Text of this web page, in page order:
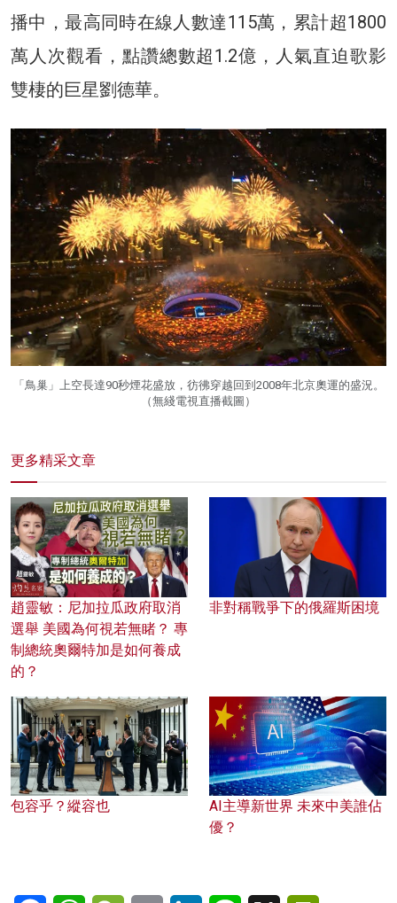
播中，最高同時在線人數達115萬，累計超1800
萬人次觀看，點讚總數超1.2億，人氣直迫歌影
雙棲的巨星劉德華。
「鳥巢」上空長達90秒煙花盛放，彷彿穿越回到2008年北京奧運的盛況。
（無綫電視直播截圖）
更多精采文章
趙靈敏：尼加拉瓜政府取消
選舉 美國為何視若無睹？ 專
制總統奧爾特加是如何養成
的？
非對稱戰爭下的俄羅斯困境
包容乎？縱容也
AI主導新世界 未來中美誰佔
優？